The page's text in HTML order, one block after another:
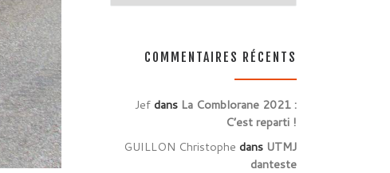
COMMENTAIRES RÉCENTS
Jef dans La Comblorane 2021 :
C’est reparti !
GUILLON Christophe dans UTMJ
danteste